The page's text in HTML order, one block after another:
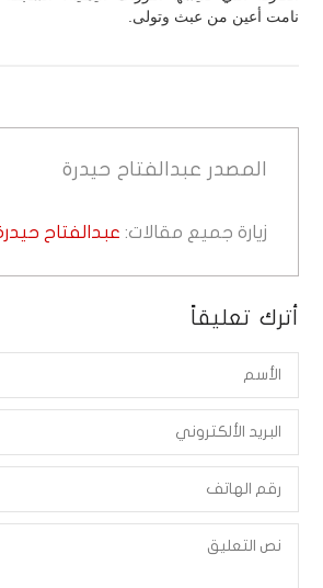
نامت أعين من عبث وتولى.
المصدر عبدالفتاح حيدرة
زيارة جميع مقالات: عبدالفتاح
أترك تعليقاً